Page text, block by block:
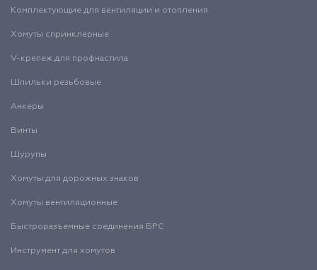
Комплектующие для вентиляции и отопления
Хомуты спринклерные
V-крепеж для профнастила
Шпильки резьбовые
Анкеры
Винты
Шурупы
Хомуты для дорожных знаков
Хомуты вентиляционные
Быстроразъемные соединения БРС
Инструмент для хомутов